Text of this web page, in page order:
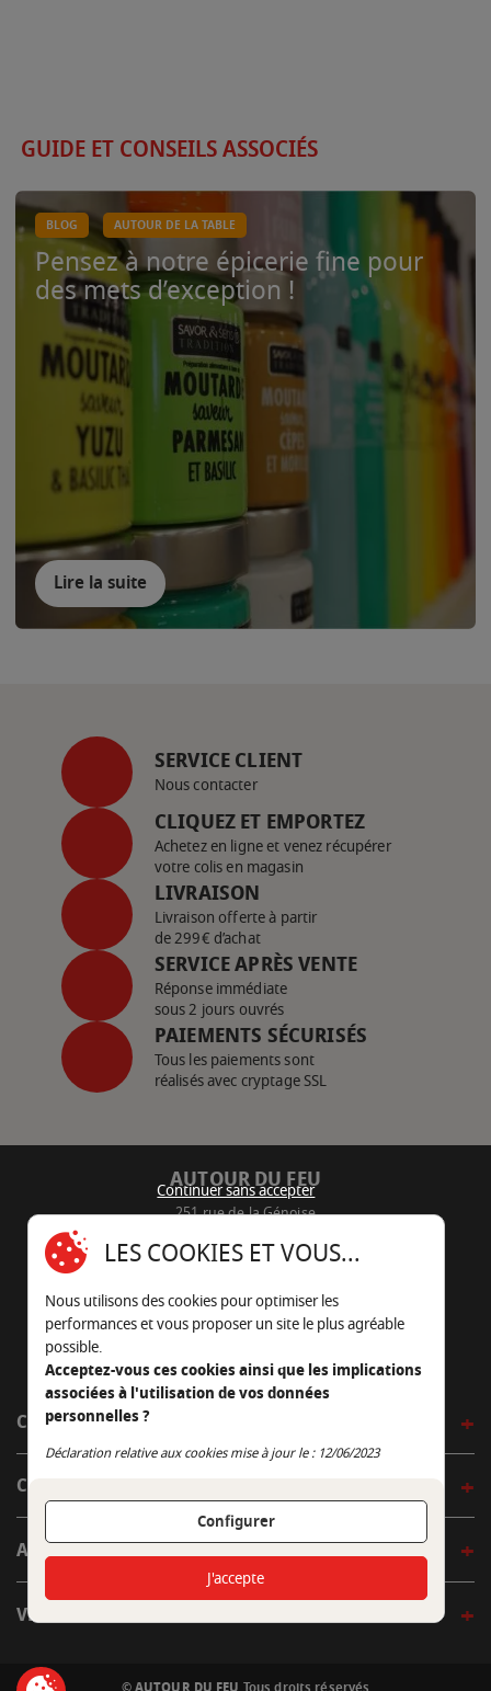
GUIDE ET CONSEILS ASSOCIÉS
BLOG AUTOUR DE LA TABLE
Pensez à notre épicerie fine pour
des mets d’exception !
Lire la suite
SERVICE CLIENT
Nous contacter
CLIQUEZ ET EMPORTEZ
Achetez en ligne et venez récupérer
votre colis en magasin
LIVRAISON
Livraison offerte à partir
de 299€ d’achat
SERVICE APRÈS VENTE
Réponse immédiate
sous 2 jours ouvrés
PAIEMENTS SÉCURISÉS
Tous les paiements sont
réalisés avec cryptage SSL
AUTOUR DU FEU
251 rue de la Génoise
05 45 22 98 09
Nous envoyer un e-mail
CÔTÉ OUTDOOR
CÔTÉ INDOOR
AUTOUR DE LA TABLE
VENIR EN BOUTIQUE
Continuer sans accepter
LES COOKIES ET VOUS...
Nous utilisons des cookies pour optimiser les
performances et vous proposer un site le plus agréable
possible.
Acceptez-vous ces cookies ainsi que les implications
associées à l'utilisation de vos données
personnelles ?
Déclaration relative aux cookies mise à jour le : 12/06/2023
Configurer
Continuer sans accepter
J'accepte